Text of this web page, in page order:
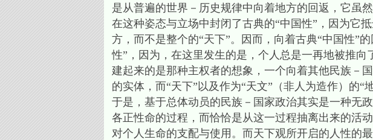
是从普遍的世界－历史规律中向着地方的回返，它虽
在这种姿态与立场中封闭了古典的“中国性”，因为它
方，而不是整个的“天下”。因而，向着古典“中国性”
性”，因为，在这里发生的是，个人总是一再地被推
建起来的是那种主权者的想象，一个向着其他民族－
的实体，而“天下”以及作为“天文”（非人为造作）的“
于是，基于总体动员的民族－国家政治其实是一种无
各正性命的过程，而恰恰是从这一过程抽离出来的活
对个人生命的支配与使用。而天下观所开启的人性的